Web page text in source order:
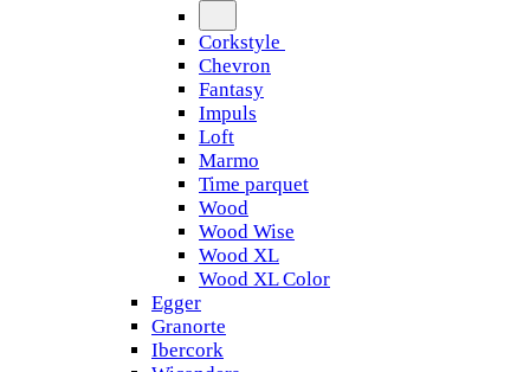
Corkstyle
Chevron
Fantasy
Impuls
Loft
Marmo
Time parquet
Wood
Wood Wise
Wood XL
Wood XL Color
Egger
Granorte
Ibercork